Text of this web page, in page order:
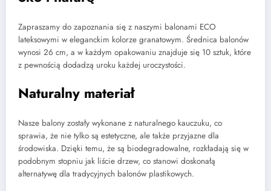
Zapraszamy do zapoznania się z naszymi balonami ECO
lateksowymi w eleganckim kolorze granatowym. Średnica balonów
wynosi 26 cm, a w każdym opakowaniu znajduje się 10 sztuk, które
z pewnością dodadzą uroku każdej uroczystości.
Naturalny materiał
Nasze balony zostały wykonane z naturalnego kauczuku, co
sprawia, że nie tylko są estetyczne, ale także przyjazne dla
środowiska. Dzięki temu, że są biodegradowalne, rozkładają się w
podobnym stopniu jak liście drzew, co stanowi doskonałą
alternatywę dla tradycyjnych balonów plastikowych.